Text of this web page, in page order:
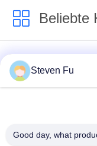
Beliebte
Stahlkonstruktion
LagerSteven Fu
Good day, what